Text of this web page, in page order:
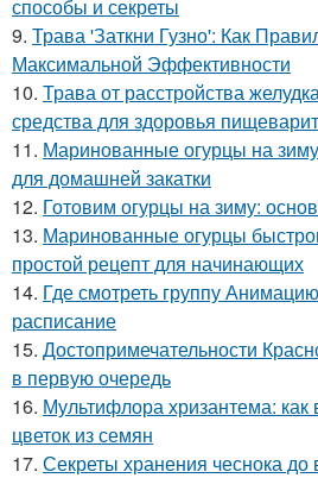
способы и секреты
9. Трава 'Заткни Гузно': Как
Максимальной Эффективности
10. Трава от расстройства
средства для здоровья
11. Маринованные огурцы на
для домашней закатки
12. Готовим огурцы на зиму:
13. Маринованные огурцы
простой рецепт для начинающих
14. Где смотреть группу
расписание
15. Достопримечательности
в первую очередь
16. Мультифлора хризантема:
цветок из семян
17. Секреты хранения чеснока